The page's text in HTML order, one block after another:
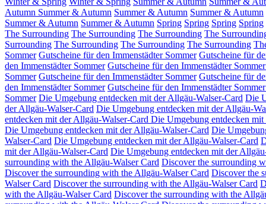
Autumn Summer & Autumn Summer & Autumn Summer & Autumn
Summer & Autumn Summer & Autumn Spring Spring Spring Spring
The Surrounding The Surrounding The Surrounding The
Surrounding The Surrounding The Surrounding The Surrounding
Sommer Gutscheine für den Immenstädter Sommer Gutscheine für
den Immenstädter Sommer Gutscheine für den Immenstädter
Sommer Gutscheine für den Immenstädter Sommer Gutscheine für
den Immenstädter Sommer Gutscheine für den Immenstädter
Sommer Die Umgebung entdecken mit der Allgäu-Walser-Card Die
der Allgäu-Walser-Card Die Umgebung entdecken mit der Allgäu-
entdecken mit der Allgäu-Walser-Card Die Umgebung entdecken
Die Umgebung entdecken mit der Allgäu-Walser-Card Die
Walser-Card Die Umgebung entdecken mit der Allgäu-Walser-Card
mit der Allgäu-Walser-Card Die Umgebung entdecken mit der
surrounding with the Allgäu-Walser Card Discover the surrounding
Discover the surrounding with the Allgäu-Walser Card Discover the
Walser Card Discover the surrounding with the Allgäu-Walser Card
with the Allgäu-Walser Card Discover the surrounding with the